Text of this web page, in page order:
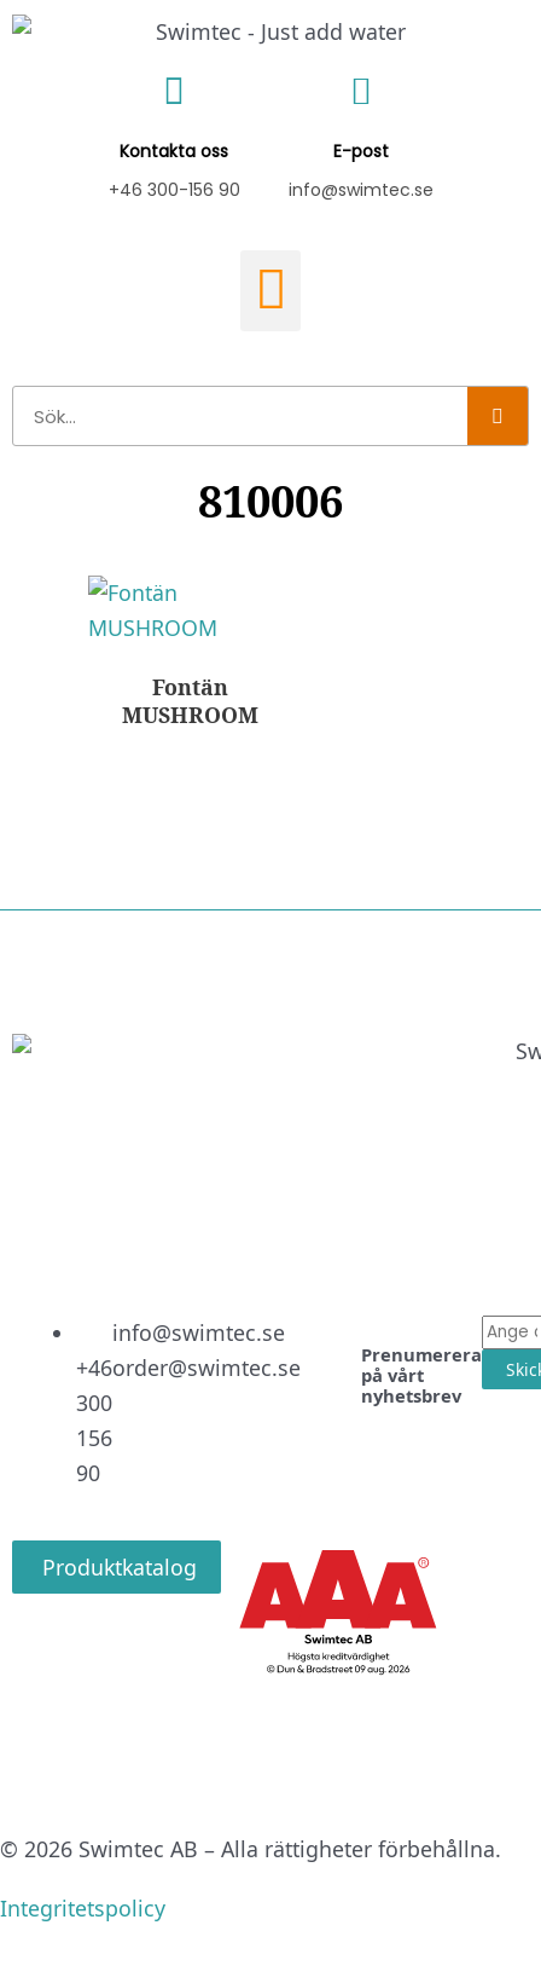
Hoppa
Kontakta oss
+46 300-156 90
E-post
info@swimtec.se
810006
Fontän
MUSHROOM
+46
300
156
90
info@swimtec.se
order@swimtec.se
Prenumerera
på vårt
nyhetsbrev
E-
post
Produktkatalog
© 2026 Swimtec AB – Alla rättigheter förbehållna.
Integritetspolicy